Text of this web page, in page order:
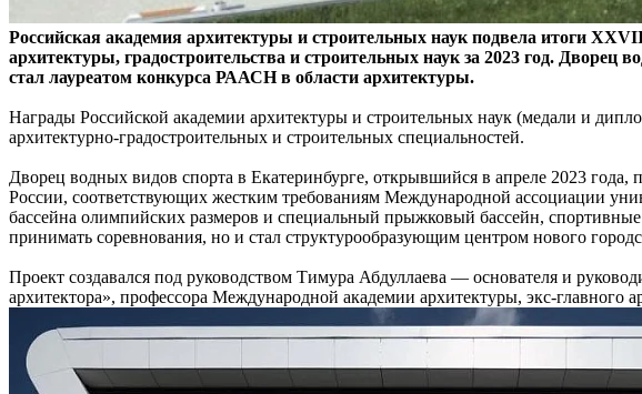
Российская академия архитектуры и строительных наук подвела итоги
архитектуры, градостроительства и строительных наук за 2023 год.
стал лауреатом конкурса РААСН в области архитектуры.
Награды Российской академии архитектуры и строительных наук (медали и
архитектурно-градостроительных и строительных специальностей.
Дворец водных видов спорта в Екатеринбурге, открывшийся в апреле 2023
России, соответствующих жестким требованиям Международной ассоциации
бассейна олимпийских размеров и специальный прыжковый бассейн,
принимать соревнования, но и стал структурообразующим центром нового
Проект создавался под руководством Тимура Абдуллаева — основателя и
архитектора», профессора Международной академии архитектуры, экс-главного